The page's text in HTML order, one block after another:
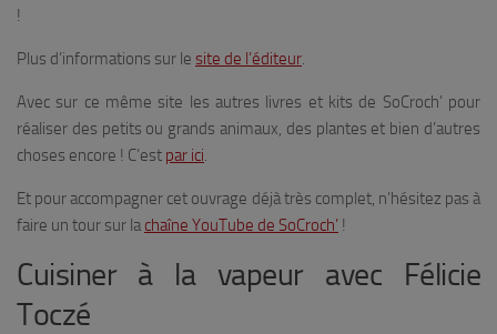
!
Plus d’informations sur le site de l’éditeur.
Avec sur ce même site les autres livres et kits de SoCroch’ pour
réaliser des petits ou grands animaux, des plantes et bien d’autres
choses encore ! C’est par ici.
Et pour accompagner cet ouvrage déjà très complet, n’hésitez pas à
faire un tour sur la chaîne YouTube de SoCroch’ !
Cuisiner à la vapeur avec Félicie
Toczé